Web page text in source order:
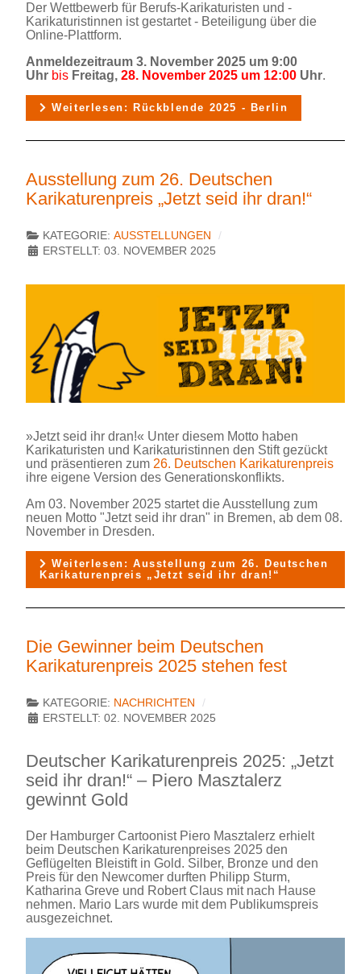
Der Wettbewerb für Berufs-Karikaturisten und -
Karikaturistinnen ist gestartet - Beteiligung über die
Online-Plattform.
Anmeldezeitraum 3. November 2025 um 9:00
Uhr bis Freitag, 28. November 2025 um 12:00 Uhr.
Weiterlesen: Rückblende 2025 - Berlin
Ausstellung zum 26. Deutschen
Karikaturenpreis „Jetzt seid ihr dran!“
KATEGORIE: AUSSTELLUNGEN
ERSTELLT: 03. NOVEMBER 2025
»Jetzt seid ihr dran!« Unter diesem Motto haben
Karikaturisten und Karikaturistinnen den Stift gezückt
und präsentieren zum 26. Deutschen Karikaturenpreis
ihre eigene Version des Generationskonflikts.
Am 03. November 2025 startet die Ausstellung zum
neuen Motto "Jetzt seid ihr dran" in Bremen, ab dem 08.
November in Dresden.
Weiterlesen: Ausstellung zum 26. Deutschen
Karikaturenpreis „Jetzt seid ihr dran!“
Die Gewinner beim Deutschen
Karikaturenpreis 2025 stehen fest
KATEGORIE: NACHRICHTEN
ERSTELLT: 02. NOVEMBER 2025
Deutscher Karikaturenpreis 2025: „Jetzt
seid ihr dran!“ – Piero Masztalerz
gewinnt Gold
Der Hamburger Cartoonist Piero Masztalerz erhielt
beim Deutschen Karikaturenpreises 2025 den
Geflügelten Bleistift in Gold. Silber, Bronze und den
Preis für den Newcomer durften Philipp Sturm,
Katharina Greve und Robert Claus mit nach Hause
nehmen. Mario Lars wurde mit dem Publikumspreis
ausgezeichnet.